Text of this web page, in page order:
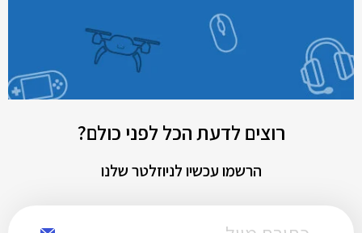
רוצים לדעת הכל לפני כולם?
הרשמו עכשיו לניוזלטר שלנו